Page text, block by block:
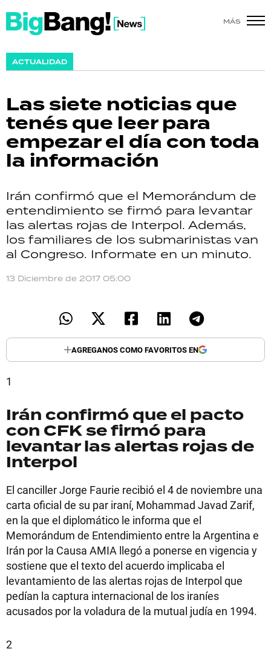
MÁS
ACTUALIDAD
Las siete noticias que
tenés que leer para
empezar el día con toda
la información
Irán confirmó que el Memorándum de
entendimiento se firmó para levantar
las alertas rojas de Interpol. Además,
los familiares de los submarinistas van
al Congreso. Informate en un minuto.
13 Diciembre de 2017 05:00
AGREGANOS COMO FAVORITOS EN
1
Irán confirmó que el pacto
con CFK se firmó para
levantar las alertas rojas de
Interpol
El canciller Jorge Faurie recibió el 4 de noviembre una
carta oficial de su par iraní, Mohammad Javad Zarif,
en la que el diplomático le informa que el
Memorándum de Entendimiento entre la Argentina e
Irán por la Causa AMIA llegó a ponerse en vigencia y
sostiene que el texto del acuerdo implicaba el
levantamiento de las alertas rojas de Interpol que
pedían la captura internacional de los iraníes
acusados por la voladura de la mutual judía en 1994.
2
SHOW
ACTUALIDAD
POLICIALES
ECONOMÍA
GRAN HERMANO
SALUD
DEPORTES
TECNOLOGÍA
RECETAS
PALABRAS
HORÓSCOPO
Seguinos